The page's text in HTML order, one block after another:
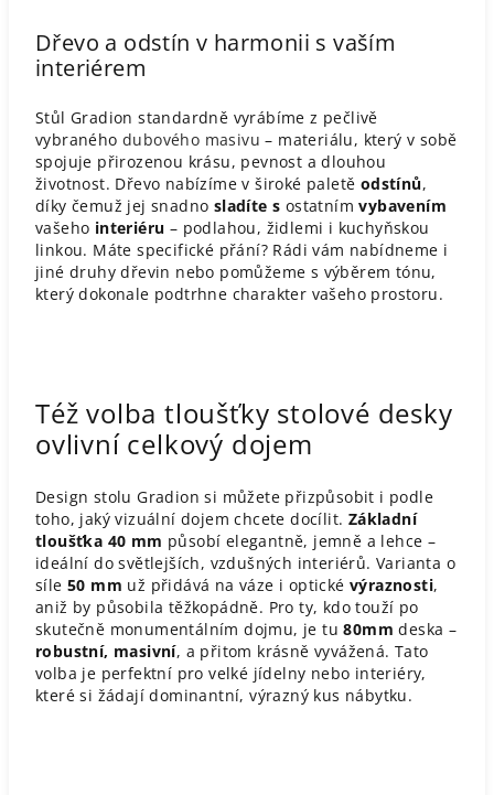
Dřevo a odstín v harmonii s vaším
interiérem
Stůl Gradion standardně vyrábíme z pečlivě
vybranéhodubového masivu – materiálu, který v sobě
spojuje přirozenou krásu, pevnost a dlouhou
životnost. Dřevo nabízíme v široké paletě odstínů,
díky čemuž jej snadno sladíte s ostatnímvybavením
vašeho interiéru – podlahou, židlemi i kuchyňskou
linkou. Máte specifické přání? Rádi vám nabídneme i
jiné druhy dřevin nebo pomůžeme s výběrem tónu,
který dokonale podtrhne charakter vašeho prostoru.
Též volba tloušťky stolové desky
ovlivní celkový dojem
Design stolu Gradion si můžete přizpůsobit i podle
toho, jaký vizuální dojem chcete docílit. Základní
tloušťka 40 mm působí elegantně, jemně a lehce –
ideální do světlejších, vzdušných interiérů. Varianta o
síle 50 mm už přidává na váze i optickévýraznosti,
aniž by působila těžkopádně. Pro ty, kdo touží po
skutečně monumentálním dojmu, je tu 80mm deska –
robustní, masivní, a přitom krásně vyvážená. Tato
volba je perfektní pro velké jídelny nebo interiéry,
které si žádají dominantní, výrazný kus nábytku.